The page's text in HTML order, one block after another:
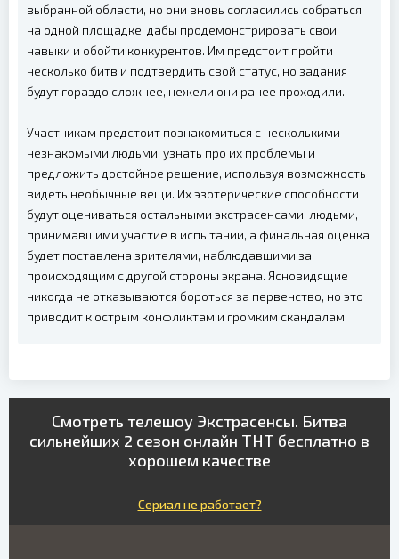
выбранной области, но они вновь согласились собраться
на одной площадке, дабы продемонстрировать свои
навыки и обойти конкурентов. Им предстоит пройти
несколько битв и подтвердить свой статус, но задания
будут гораздо сложнее, нежели они ранее проходили.
Участникам предстоит познакомиться с несколькими
незнакомыми людьми, узнать про их проблемы и
предложить достойное решение, используя возможность
видеть необычные вещи. Их эзотерические способности
будут оцениваться остальными экстрасенсами, людьми,
принимавшими участие в испытании, а финальная оценка
будет поставлена зрителями, наблюдавшими за
происходящим с другой стороны экрана. Ясновидящие
никогда не отказываются бороться за первенство, но это
приводит к острым конфликтам и громким скандалам.
Смотреть телешоу Экстрасенсы. Битва
сильнейших 2 сезон онлайн ТНТ бесплатно в
хорошем качестве
Сериал не работает?